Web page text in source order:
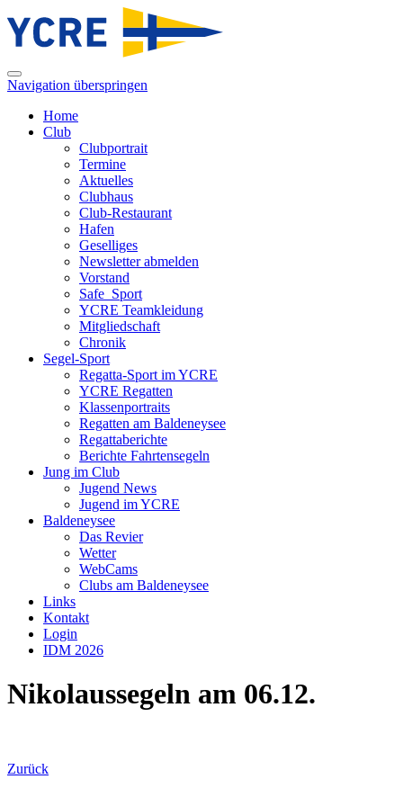
Navigation überspringen
Home
Club
Clubportrait
Termine
Aktuelles
Clubhaus
Club-Restaurant
Hafen
Geselliges
Newsletter abmelden
Vorstand
Safe_Sport
YCRE Teamkleidung
Mitgliedschaft
Chronik
Segel-Sport
Regatta-Sport im YCRE
YCRE Regatten
Klassenportraits
Regatten am Baldeneysee
Regattaberichte
Berichte Fahrtensegeln
Jung im Club
Jugend News
Jugend im YCRE
Baldeneysee
Das Revier
Wetter
WebCams
Clubs am Baldeneysee
Links
Kontakt
Login
IDM 2026
Nikolaussegeln am 06.12.
Zurück